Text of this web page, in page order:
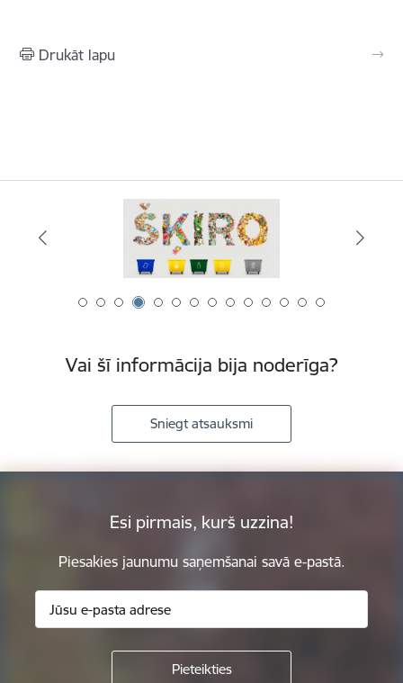
Drukāt lapu
Vai šī informācija bija noderīga?
Sniegt atsauksmi
Esi pirmais, kurš uzzina!
Piesakies jaunumu saņemšanai savā e-pastā.